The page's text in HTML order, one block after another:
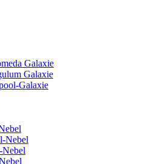
Galaxie
Galaxie
Galaxie
Nebel